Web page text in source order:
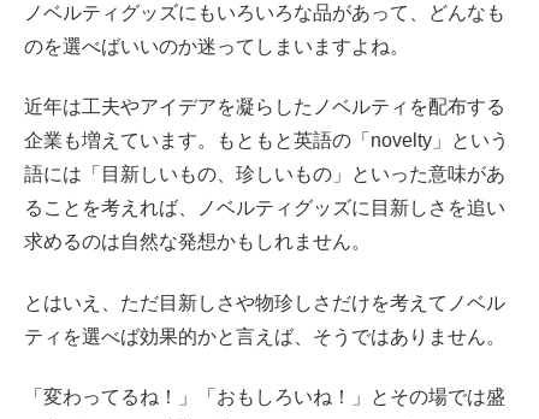
ノベルティグッズにもいろいろな品があって、どんなも
のを選べばいいのか迷ってしまいますよね。
近年は工夫やアイデアを凝らしたノベルティを配布する
企業も増えています。もともと英語の「novelty」という
語には「目新しいもの、珍しいもの」といった意味があ
ることを考えれば、ノベルティグッズに目新しさを追い
求めるのは自然な発想かもしれません。
とはいえ、ただ目新しさや物珍しさだけを考えてノベル
ティを選べば効果的かと言えば、そうではありません。
「変わってるね！」「おもしろいね！」とその場では盛